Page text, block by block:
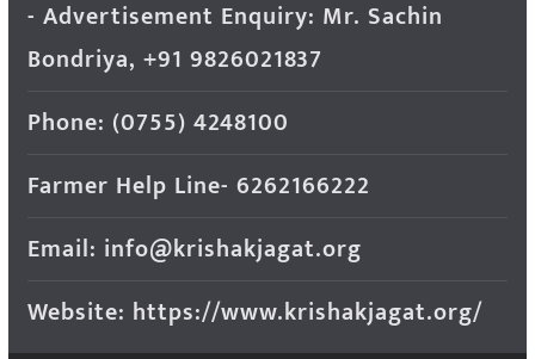
- Advertisement Enquiry: Mr. Sachin
Bondriya, +91 9826021837
Phone: (0755) 4248100
Farmer Help Line- 6262166222
Email: info@krishakjagat.org
Website: https://www.krishakjagat.org/